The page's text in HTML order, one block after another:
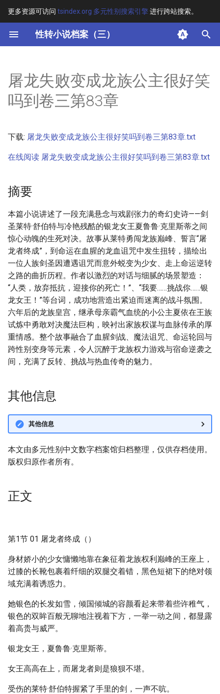
更多资源可访问 tsindex.org 多元性别搜索引擎进行跨站搜索。
性转小说档案（三）
键
开
始
索
其他信息
屠龙失败变成龙族公主很好笑
吗到卷三第83章
下载: 屠龙失败变成龙族公主很好笑吗到卷三第83章.txt
在线阅读 屠龙失败变成龙族公主很好笑吗到卷三第83章.txt
摘要
本篇小说讲述了一段充满悬念与戏剧张力的奇幻史诗——剑
圣莱特·舒伯特与冷艳残酷的银龙女王夏鲁鲁·克里斯蒂之间
惊心动魄的生死对决。故事从莱特勇闯龙族巅峰、誓言“屠
龙者终成”，到命运在血腥的龙血诅咒中发生扭转，描绘出
一位人族剑圣因遭遇诅咒而意外蜕变为少女、走上命运逆转
之路的曲折历程。作者以激烈的对话与细腻的场景塑造：
“人类，放弃抵抗，迎接你的死亡！”、“我要……挑战你……银
龙女王！”等台词，成功地营造出紧迫而迷离的战斗氛围。
六年后的龙族皇宫，继承母亲霸气血统的小公主夏依在王族
试炼中勇敢对决魔法巨构，映衬出家族权谋与血脉传承的厚
重情感。整个故事融合了血腥剑战、魔法诅咒、命运轮回与
跨性别变身等元素，令人沉醉于龙族权力游戏与宿命逆袭之
间，充满了反转、挑战与热血传奇的魅力。
其他信息
其他信息
本文由多元性别中文数字档案馆归档整理，仅供存档使用。
版权归原作者所有。
正文
第1节 01 屠龙者终成（）
身材娇小的少女慵懒地靠在象征着龙族权利巅峰的王座上，
过膝的长靴包裹着纤细的双腿交着错，黑色短裙下的绝对领
域充满着诱惑力。
她银色的长发如雪，倾国倾城的容颜看起来带着些许稚气，
银色的双眸百般无聊地注视着下方，一举一动之间，都显露
着高贵与威严。
银龙女王，夏鲁鲁·克里斯蒂。
女王高高在上，而屠龙者则是狼狈不堪。
受伤的莱特·舒伯特握紧了手里的剑，一声不吭。